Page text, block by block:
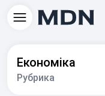
Економіка
Рубрика